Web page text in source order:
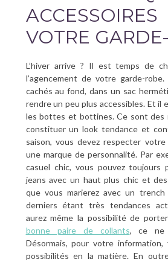
VOTRE
L’hiver arrive ? Il est temps de
l’agencement de votre garde-
cachés au fond, dans un sac
rendre un peu plus accessibles. Et il
les bottes et bottines. Ce sont des
constituer un look tendance et
saison, vous devez respecter votre
une marque de personnalité. Par
casuel chic, vous pouvez toujours
jeans avec un haut plus chic et
que vous marierez avec un
derniers étant très tendances
aurez même la possibilité de
bonne paire de collants, ce ne
Désormais, pour votre information,
possibilités en la matière. En